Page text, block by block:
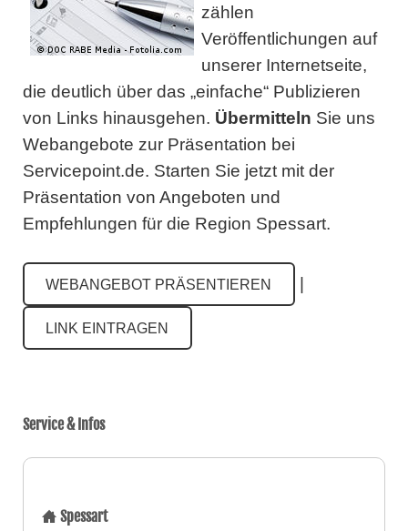
zählen
Veröffentlichungen auf
unserer Internetseite,
die deutlich über das „einfache“ Publizieren
von Links hinausgehen. Übermitteln Sie uns
Webangebote zur Präsentation bei
Servicepoint.de. Starten Sie jetzt mit der
Präsentation von Angeboten und
Empfehlungen für die Region Spessart.
WEBANGEBOT PRÄSENTIEREN
LINK EINTRAGEN
Service & Infos
Spessart